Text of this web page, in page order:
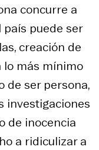
concurre a
puede ser
creación de
más mínimo
de ser persona,
investigaciones
de inocencia
a ridiculizar a